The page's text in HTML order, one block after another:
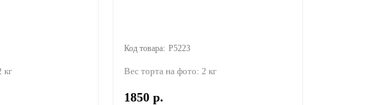
кг
P5223
Вес торта на фото: 2 кг
1850 р.